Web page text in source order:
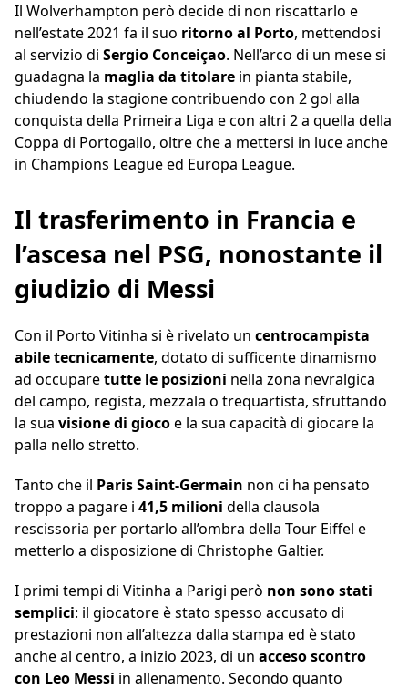
Il Wolverhampton però decide di non riscattarlo e
nell’estate 2021 fa il suo ritorno al Porto, mettendosi
al servizio di Sergio Conceiçao. Nell’arco di un mese si
guadagna la maglia da titolare in pianta stabile,
chiudendo la stagione contribuendo con 2 gol alla
conquista della Primeira Liga e con altri 2 a quella della
Coppa di Portogallo, oltre che a mettersi in luce anche
in Champions League ed Europa League.
Il trasferimento in Francia e
l’ascesa nel PSG, nonostante il
giudizio di Messi
Con il Porto Vitinha si è rivelato un centrocampista
abile tecnicamente, dotato di sufficente dinamismo
ad occuparetutte le posizioni nella zona nevralgica
del campo, regista, mezzala o trequartista, sfruttando
la sua visione di giocoe la sua capacità di giocare la
palla nello stretto.
Tanto che il Paris Saint-Germain non ci ha pensato
troppo a pagare i 41,5 milioni della clausola
rescissoria per portarlo all’ombra della Tour Eiffel e
metterlo a disposizione di Christophe Galtier.
I primi tempi di Vitinha a Parigi però non sono stati
semplici: il giocatore è stato spesso accusato di
prestazioni non all’altezza dalla stampa ed è stato
anche al centro, a inizio 2023, di un acceso scontro
con Leo Messi in allenamento. Secondo quanto